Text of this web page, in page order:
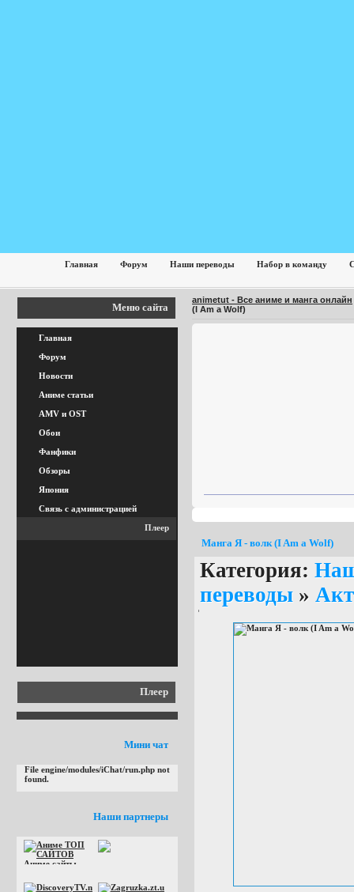
Главная Форум Наши переводы Набор в команду
Меню сайта
Главная
Форум
Новости
Аниме статьи
AMV и OST
Обои
Фанфики
Обзоры
Япония
Связь с администрацией
Плеер
Плеер
Мини чат
File engine/modules/iChat/run.php not
found.
Наши партнеры
animetut - Все аниме и манга онлайн
(I Am a Wolf)
Манга Я - волк (I Am a Wolf)
Категория:
переводы »